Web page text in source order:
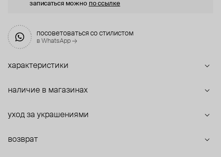
записаться можно по ссылке
посоветоваться со стилистом
в WhatsApp →
характеристики
наличие в магазинах
уход за украшениями
возврат